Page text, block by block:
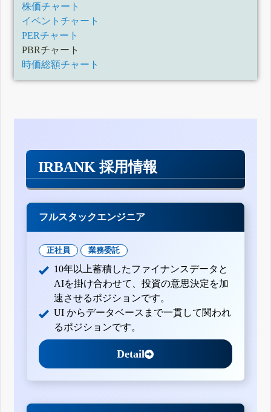
株価チャート
イベントチャート
PERチャート
PBRチャート
時価総額チャート
IRBANK 採用情報
フルスタックエンジニア
正社員 業務委託
10年以上蓄積したファイナンスデータと
AIを掛け合わせて、投資の意思決定を加
速させるポジションです。
UI からデータベースまで一貫して関われ
るポジションです。
Detail